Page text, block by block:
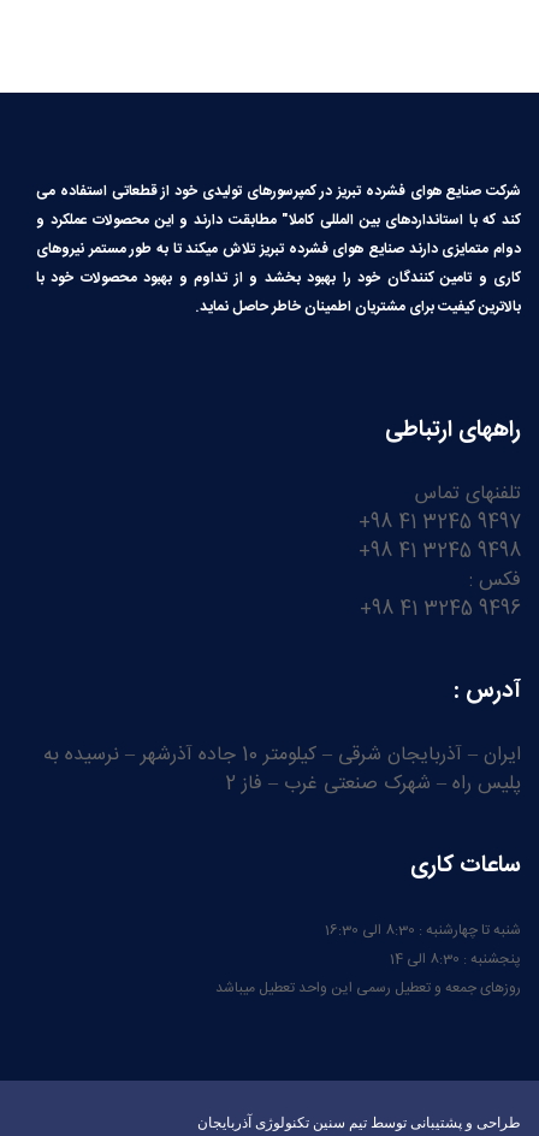
شرکت صنایع هوای فشرده تبریز در کمپرسورهای تولیدی خود از قطعاتی استفاده می
کند که با استانداردهای بین المللی کاملا″ مطابقت دارند و این محصولات عملکرد و
دوام متمایزی دارند صنایع هوای فشرده تبریز تلاش میکند تا به طور مستمر نیروهای
کاری و تامین کنندگان خود را بهبود بخشد و از تداوم و بهبود محصولات خود با
بالاترین کیفیت برای مشتریان اطمینان خاطر حاصل نماید.
راههای ارتباطی
تلفنهای تماس
9497 3245 41 98+
9498 3245 41 98+
فکس :
9496 3245 41 98+
آدرس :
ایران – آذربایجان شرقی – کیلومتر 10 جاده آذرشهر – نرسیده به
پلیس راه – شهرک صنعتی غرب – فاز 2
ساعات کاری
شنبه تا چهارشنبه : 8:30 الی 16:30
پنجشنبه : 8:30 الی 14
روزهای جمعه و تعطیل رسمی این واحد تعطیل میباشد
طراحی و پشتیبانی توسط تیم سنین تکنولوژی آذربایجان